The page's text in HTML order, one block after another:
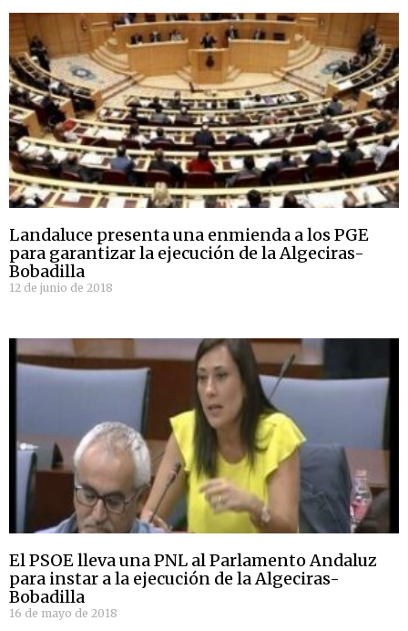
Landaluce presenta una enmienda a los PGE
para garantizar la ejecución de la Algeciras-
Bobadilla
12 de junio de 2018
El PSOE lleva una PNL al Parlamento Andaluz
para instar a la ejecución de la Algeciras-
Bobadilla
16 de mayo de 2018